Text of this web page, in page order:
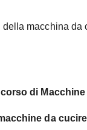
macchina da
di
da cucire